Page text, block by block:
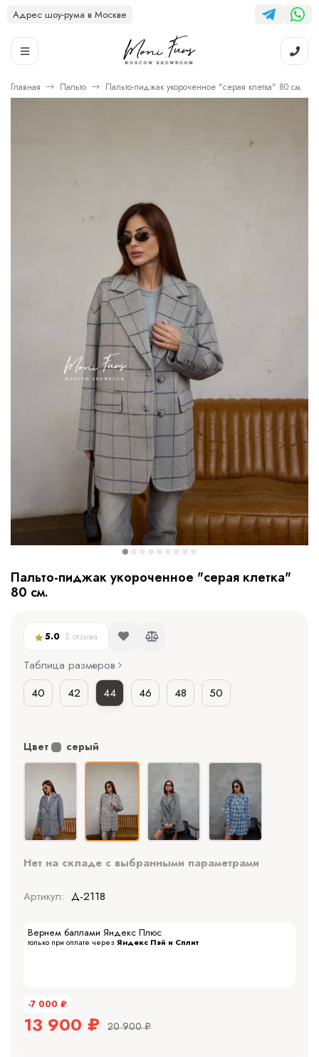
Адрес шоу-рума в Москве
Главная Пальто Пальто-пиджак укороченное "серая клетка" 80 см.
Пальто-пиджак укороченное "серая клетка"
80 см.
5.0 2 отзыва
Таблица размеров
40
42 44 46 48 50
Цвет серый
Нет на складе с выбранными параметрами
Артикул: Д-2118
Вернем баллами Яндекс Плюс
только при оплате через Яндекс Пэй и Сплит
-7 000 ₽
13 900 ₽ 20 900 ₽